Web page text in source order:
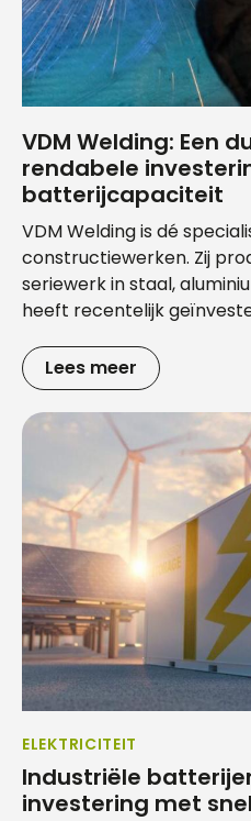
VDM Welding: Een
rendabele
batterijcapaciteit
VDM Welding is dé
constructiewerken. Zij
seriewerk in staal,
heeft recentelijk
Lees meer
ELEKTRICITEIT
Industriële
investering met